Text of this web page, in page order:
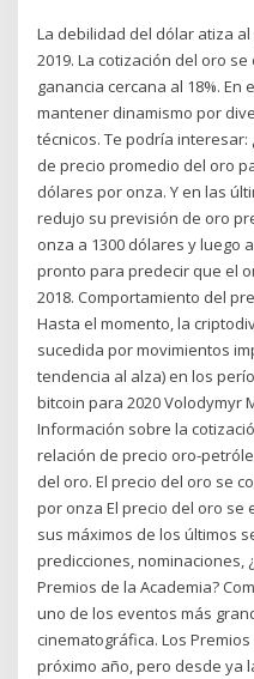
La debilidad del dólar atiza
2019. La cotización del oro
ganancia cercana al 18%. En
mantener dinamismo por
técnicos. Te podría interesar:
de precio promedio del oro
dólares por onza. Y en las
redujo su previsión de oro
onza a 1300 dólares y luego
pronto para predecir que el
2018. Comportamiento del
Hasta el momento, la
sucedida por movimientos
tendencia al alza) en los
bitcoin para 2020 Volodymyr
Información sobre la
relación de precio oro-
del oro. El precio del oro se
por onza El precio del oro
sus máximos de los últimos
predicciones, nominaciones,
Premios de la Academia?
uno de los eventos más
cinematográfica. Los
próximo año, pero desde ya